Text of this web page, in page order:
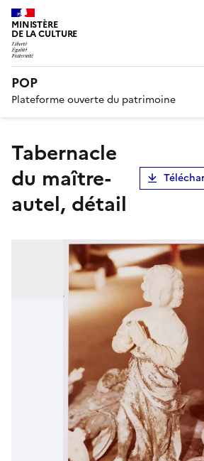
MINISTÈRE
DE LA CULTURE
POP
Plateforme ouverte du patrimoine
tabernacle
du maître-
autel, détail